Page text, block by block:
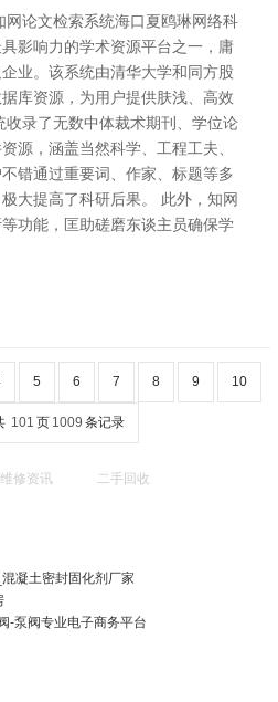
论文检索系统海口夏鸥琳网络科
影响力的学术资源平台之一，庸
业。该系统由清华大学和同方股
库资源，为用户提供肤浅、高效
收录了无数中体裁术期刊、学位论
源，涵盖当然科学、工程工夫、
错通过重要词、作家、标题等多
大提高了科研后果。 此外，知网
功能，匡助磋磨东谈主员确保学
5 6 7 8 9 10
101 页 1009 条记录
维修资讯 二手回收
凝土密封固化剂厂家
-泵阀专业电子商务平台